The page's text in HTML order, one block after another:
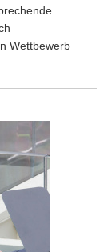
Wettbewerb